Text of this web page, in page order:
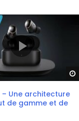
– Une architecture
de gamme et de